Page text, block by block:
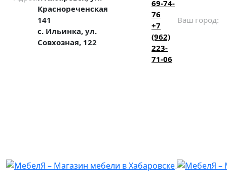
Краснореченская
141
с. Ильинка, ул.
Совхозная, 122
69-74-
76
+7
(962)
223-
71-06
Ваш город: